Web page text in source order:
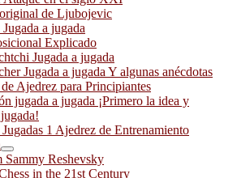
de Ljubojevic
a jugada
Explicado
Jugada a jugada
Jugada a jugada Y algunas anécdotas
Ajedrez para Principiantes
jugada a jugada ¡Primero la idea y
1 Ajedrez de Entrenamiento
Sammy Reshevsky
in the 21st Century